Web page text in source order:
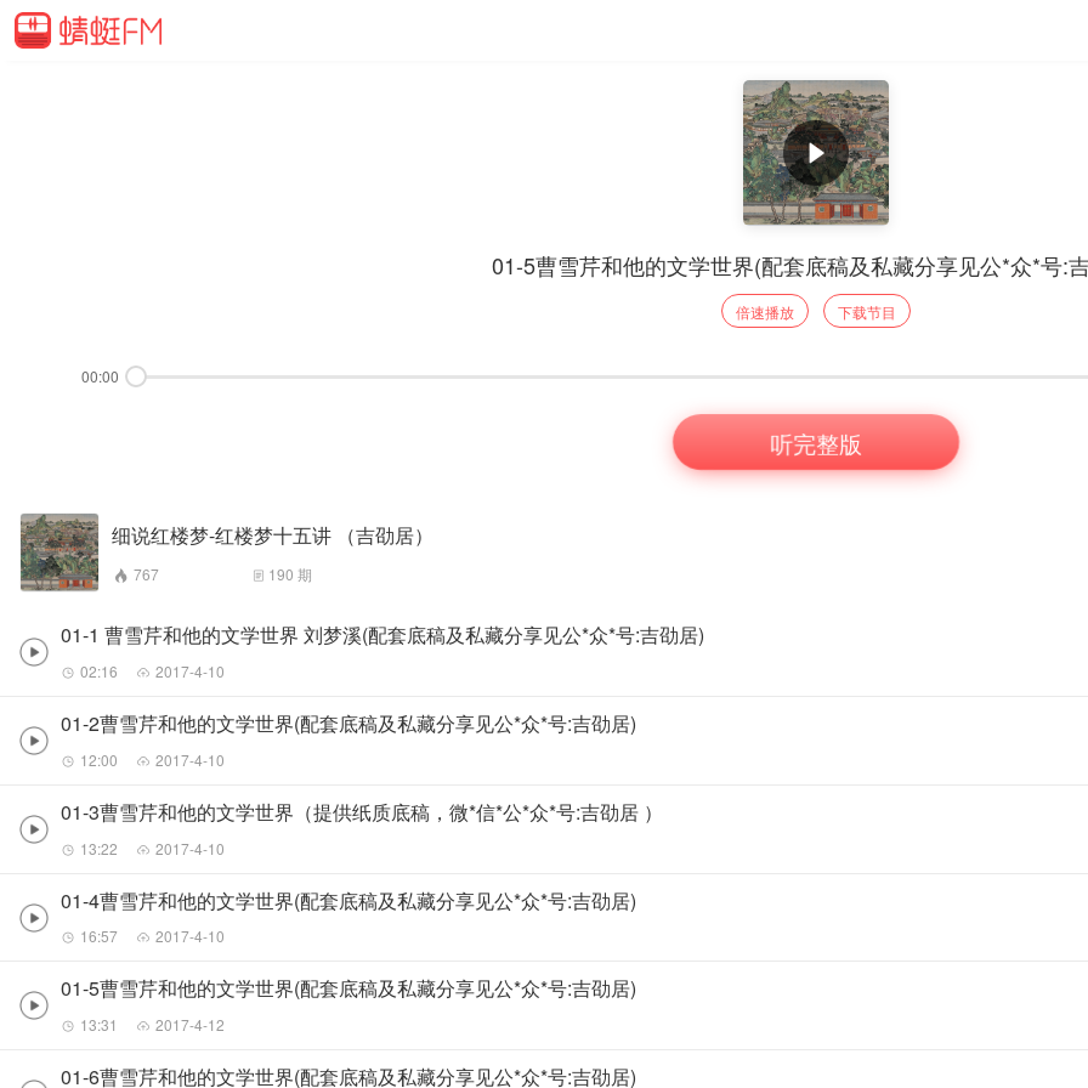
01-5曹雪芹和他的文学世界(配套底稿及私藏分享见公*众*号:
倍速播放 下载节目
00:00
听完整版
细说红楼梦-红楼梦十五讲 （吉劭居）
767 190 期
01-1 曹雪芹和他的文学世界 刘梦溪(配套底稿及私藏分享见公*众*号:吉劭居)
02:16 2017-4-10
01-2曹雪芹和他的文学世界(配套底稿及私藏分享见公*众*号:吉劭居)
12:00 2017-4-10
01-3曹雪芹和他的文学世界（提供纸质底稿，微*信*公*众*号:吉劭居 ）
13:22 2017-4-10
01-4曹雪芹和他的文学世界(配套底稿及私藏分享见公*众*号:吉劭居)
16:57 2017-4-10
01-5曹雪芹和他的文学世界(配套底稿及私藏分享见公*众*号:吉劭居)
13:31 2017-4-12
01-6曹雪芹和他的文学世界(配套底稿及私藏分享见公*众*号:吉劭居)